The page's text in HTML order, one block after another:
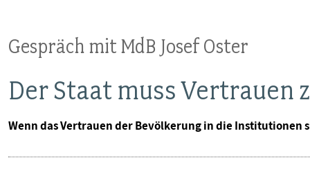
POSITIONEN
AUSBILDUNGSINFORMATIONEN
Gespräch mit MdB Josef Oster
Der Staat muss Vertrauen
Wenn das Vertrauen der Bevölkerung in die Institutionen